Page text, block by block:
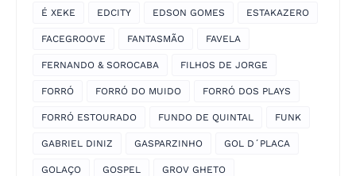
É XEKE EDCITY EDSON GOMES ESTAKAZERO
FACEGROOVE FANTASMÃO FAVELA
FERNANDO & SOROCABA FILHOS DE JORGE
FORRÓ FORRÓ DO MUIDO FORRÓ DOS PLAYS
FORRÓ ESTOURADO FUNDO DE QUINTAL FUNK
GABRIEL DINIZ GASPARZINHO GOL D´PLACA
GOLAÇO GOSPEL GROV GHETO